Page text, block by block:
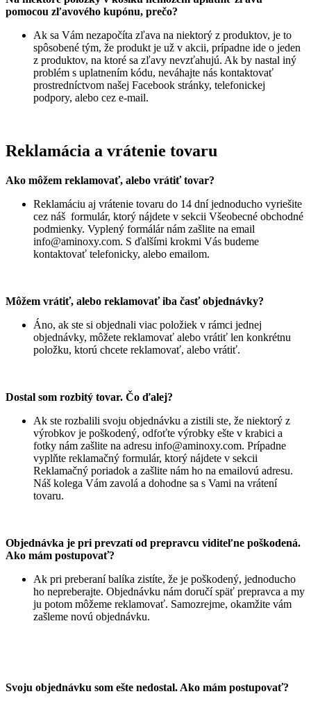
pomocou zľavového kupónu, prečo?
Ak sa Vám nezapočíta zľava na niektorý z produktov, je to
spôsobené tým, že produkt je už v akcii, prípadne ide o jeden
z produktov, na ktoré sa zľavy nevzťahujú. Ak by nastal iný
problém s uplatnením kódu, neváhajte nás kontaktovať
prostredníctvom našej Facebook stránky, telefonickej
podpory, alebo cez e-mail.
Reklamácia a vrátenie tovaru
Ako môžem reklamovať, alebo vrátiť tovar?
Reklamáciu aj vrátenie tovaru do 14 dní jednoducho vyriešite
cez náš formulár, ktorý nájdete v sekcii Všeobecné obchodné
podmienky. Vyplený formálár nám zašlite na email
info@aminoxy.com. S ďalšími krokmi Vás budeme
kontaktovať telefonicky, alebo emailom.
Môžem vrátiť, alebo reklamovať iba časť objednávky?
Áno, ak ste si objednali viac položiek v rámci jednej
objednávky, môžete reklamovať alebo vrátiť len konkrétnu
položku, ktorú chcete reklamovať, alebo vrátiť.
Dostal som rozbitý tovar. Čo ďalej?
Ak ste rozbalili svoju objednávku a zistili ste, že niektorý z
výrobkov je poškodený, odfoťte výrobky ešte v krabici a
fotky nám zašlite na adresu info@aminoxy.com. Prípadne
vyplňte reklamačný formulár, ktorý nájdete v sekcii
Reklamačný poriadok a zašlite nám ho na emailovú adresu.
Náš kolega Vám zavolá a dohodne sa s Vami na vrátení
tovaru.
Objednávka je pri prevzatí od prepravcu viditeľne poškodená.
Ako mám postupovať?
Ak pri preberaní balíka zistíte, že je poškodený, jednoducho
ho nepreberajte. Objednávku nám doručí späť prepravca a my
ju potom môžeme reklamovať. Samozrejme, okamžite vám
zašleme novú objednávku.
Svoju objednávku som ešte nedostal. Ako mám postupovať?